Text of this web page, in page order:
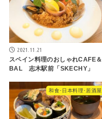
2021.11.21
スペイン料理のおしゃれCAFE＆
BAL 志木駅前「SKECHY」
和食･日本料理･居酒屋